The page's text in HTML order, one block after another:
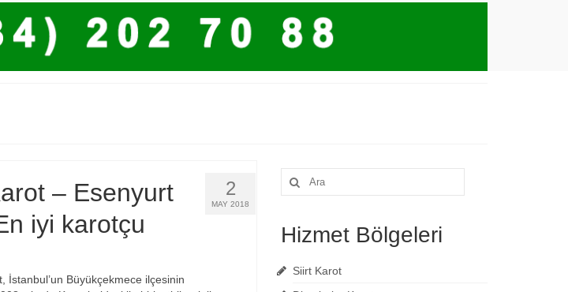
2
MAY 2018
– Esenyurt
iyi karotçu
İstanbul’un Büyükçekmece ilçesinin
Şunu
ara:
Hizmet Bölgeleri
Siirt Karot